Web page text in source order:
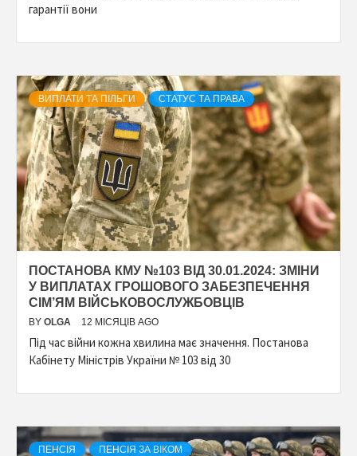
гарантії вони
ВИПЛАТИ ТА ПІЛЬГИ СТАТУС ТА ПРАВА
ПОСТАНОВА КМУ №103 ВІД 30.01.2024: ЗМІНИ
У ВИПЛАТАХ ГРОШОВОГО ЗАБЕЗПЕЧЕННЯ
СІМ’ЯМ ВІЙСЬКОВОСЛУЖБОВЦІВ
BY OLGA 12 МІСЯЦІВ AGO
Під час війни кожна хвилина має значення. Постанова
Кабінету Міністрів України № 103 від 30
ПЕНСІЯ ПЕНСІЯ ЗА ВІКОМ